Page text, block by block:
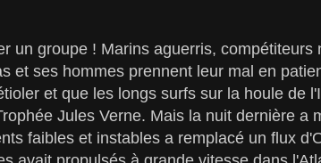
un groupe ! Marins aguerris, compétiteurs
et ses hommes prennent leur mal en
et que les longs surfs sur la houle de
Jules Verne. Mais la nuit dernière a
faibles et instables a remplacé un flux